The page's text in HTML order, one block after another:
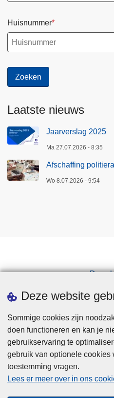
Deze website
Sommige cookies zijn
doen functioneren en kan je
gebruikservaring te
gebruik van optionele cookies
toestemming vragen.
Lees er meer over in ons
Huisnummer
Laatste nieuws
Jaarverslag 2025
Ma 27.07.2026 - 8:35
Afschaffing
Wo 8.07.2026 - 9:54
Pers